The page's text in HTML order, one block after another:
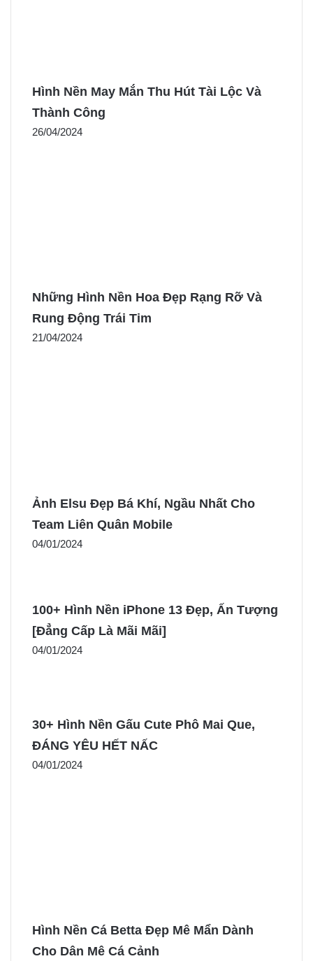
Hình Nền May Mắn Thu Hút Tài Lộc Và
Thành Công
26/04/2024
Những Hình Nền Hoa Đẹp Rạng Rỡ Và
Rung Động Trái Tim
21/04/2024
Ảnh Elsu Đẹp Bá Khí, Ngầu Nhất Cho
Team Liên Quân Mobile
04/01/2024
100+ Hình Nền iPhone 13 Đẹp, Ấn Tượng
[Đẳng Cấp Là Mãi Mãi]
04/01/2024
30+ Hình Nền Gấu Cute Phô Mai Que,
ĐÁNG YÊU HẾT NẤC
04/01/2024
Hình Nền Cá Betta Đẹp Mê Mẩn Dành
Cho Dân Mê Cá Cảnh